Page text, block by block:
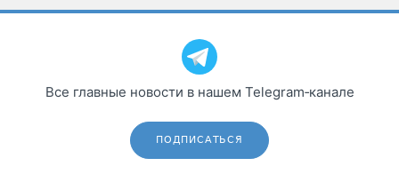
Все главные новости в нашем Telegram‑канале
ПОДПИСАТЬСЯ